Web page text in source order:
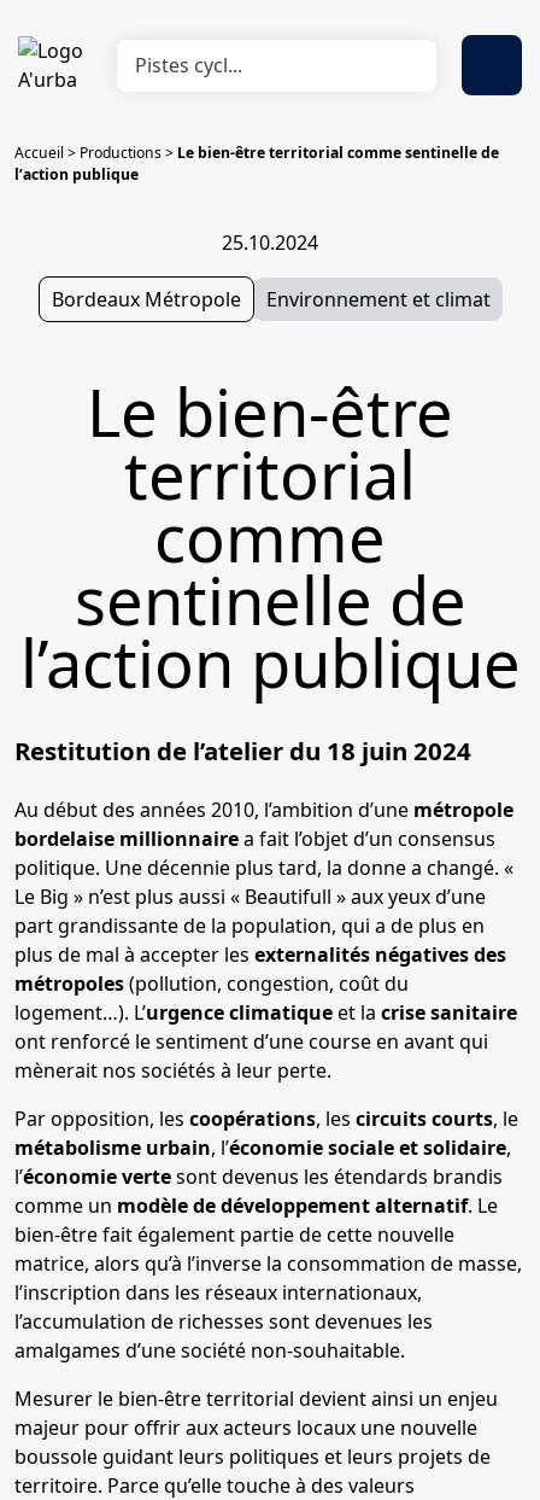
Accueil> Productions> Le bien-être territorial comme sentinelle de
l’action publique
25.10.2024
Bordeaux Métropole Environnement et climat
Le bien-être
territorial
comme
sentinelle de
l’action publique
Restitution de l’atelier du 18 juin 2024
Au début des années 2010, l’ambition d’une métropole
bordelaise millionnairea fait l’objet d’un consensus
politique. Une décennie plus tard, la donne a changé. «
Le Big » n’est plus aussi « Beautifull » aux yeux d’une
part grandissante de la population, qui a de plus en
plus de mal à accepter les externalités négatives des
métropoles(pollution, congestion, coût du
logement…). L’urgence climatiqueet la crise sanitaire
ont renforcé le sentiment d’une course en avant qui
mènerait nos sociétés à leur perte.
Par opposition, les coopérations, les circuits courts, le
métabolisme urbain, l’économie sociale et solidaire,
l’économie vertesont devenus les étendards brandis
comme un modèle de développement alternatif. Le
bien-être fait également partie de cette nouvelle
matrice, alors qu’à l’inverse la consommation de masse,
l’inscription dans les réseaux internationaux,
l’accumulation de richesses sont devenues les
amalgames d’une société non-souhaitable.
Mesurer le bien-être territorial devient ainsi un enjeu
majeur pour offrir aux acteurs locaux une nouvelle
boussole guidant leurs politiques et leurs projets de
territoire. Parce qu’elle touche à des valeurs